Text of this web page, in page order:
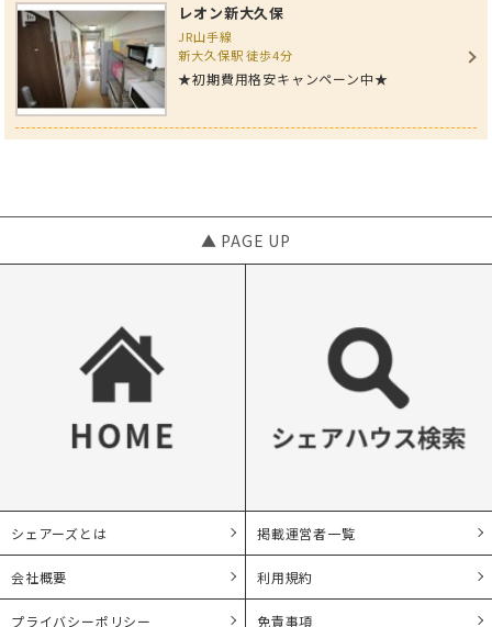
レオン新大久保
JR山手線
新大久保駅 徒歩4分
★初期費用格安キャンペーン中★
▲ PAGE UP
シェアーズとは 掲載運営者一覧
会社概要 利用規約
プライバシーポリシー 免責事項